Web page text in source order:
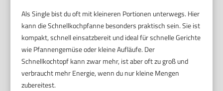
Als Single bist du oft mit kleineren Portionen unterwegs. Hier
kann die Schnellkochpfanne besonders praktisch sein. Sie ist
kompakt, schnell einsatzbereit und ideal für schnelle Gerichte
wie Pfannengemüse oder kleine Aufläufe. Der
Schnellkochtopf kann zwar mehr, ist aber oft zu groß und
verbraucht mehr Energie, wenn du nur kleine Mengen
zubereitest.